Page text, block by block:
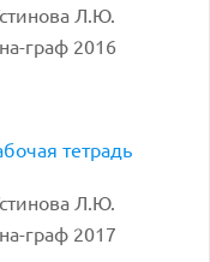
Л.Ю.
граф 2016
тетрадь
Л.Ю.
граф 2017